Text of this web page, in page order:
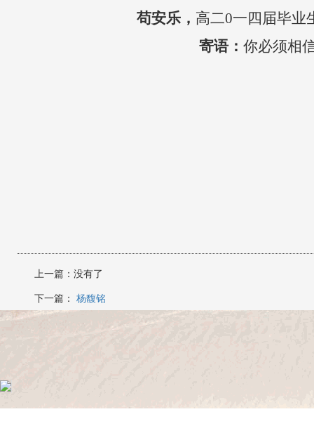
苟安乐， 高二0一四届毕业
寄语： 你必须相
上一篇：没有了
下一篇： 杨馥铭